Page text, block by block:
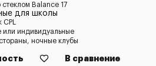
стеклом Balance 17
для школы
или индивидуальные
ночные клубы
В сравнение